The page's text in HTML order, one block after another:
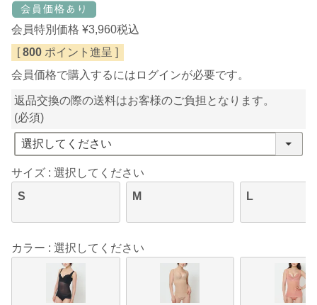
会員特別価格 ¥3,960税込
[ 800 ポイント進呈 ]
会員価格で購入するにはログインが必要です。
返品交換の際の送料はお客様のご負担となります。
(必須)
サイズ
選択してください
S
M L
カラー 選択してください